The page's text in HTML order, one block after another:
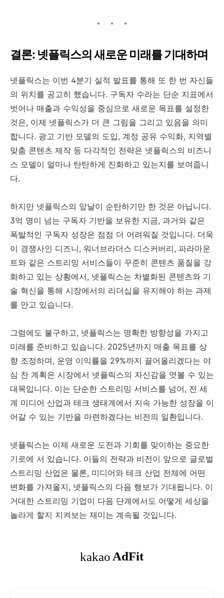
결론: 넷플릭스의 새로운 미래를 기대하며
넷플릭스는 이번 4분기 실적 발표를 통해 또 한 번 자신들
의 위치를 공고히 했습니다. 구독자 수라는 단순 지표에서
벗어나 매출과 수익성을 중심으로 새로운 목표를 설정한
것은, 이제 넷플릭스가 더 큰 그림을 그리고 있음을 의미
합니다. 광고 기반 모델의 도입, 계정 공유 수익화, 지역별
맞춤 콘텐츠 제작 등 다각적인 전략은 넷플릭스의 비즈니
스 모델이 얼마나 탄탄하게 진화하고 있는지를 보여줍니
다.
하지만 넷플릭스의 앞날이 순탄하기만 한 것은 아닙니다.
3억 명이 넘는 구독자 기반을 보유한 지금, 과거와 같은
폭발적인 구독자 성장은 점점 더 어려워질 것입니다. 더욱
이 경쟁사인 디즈니, 워너브라더스 디스커버리, 파라마운
트와 같은 스트리밍 서비스들이 꾸준히 콘텐츠 품질을 강
화하고 있는 상황에서, 넷플릭스는 차별화된 콘텐츠와 기
술 혁신을 통해 시장에서의 리더십을 유지해야 하는 과제
를 안고 있습니다.
그럼에도 불구하고, 넷플릭스는 명확한 방향성을 가지고
미래를 준비하고 있습니다. 2025년까지 매출 목표를 상
향 조정하며, 운영 이익률을 29%까지 끌어올리겠다는 야
심 찬 계획은 시장에서 넷플릭스의 자신감을 엿볼 수 있는
대목입니다. 이는 단순한 스트리밍 서비스를 넘어, 전 세
계 미디어 산업과 테크 생태계에서 지속 가능한 성장을 이
어갈 수 있는 기반을 마련하겠다는 비전의 일환입니다.
넷플릭스는 이제 새로운 도전과 기회를 맞이하는 중요한
기로에 서 있습니다. 이들의 전략과 비전이 앞으로 글로벌
스트리밍 산업은 물론, 미디어와 테크 산업 전체에 어떤
변화를 가져올지, 넷플릭스의 다음 행보가 기대됩니다. 이
거대한 스트리밍 기업이 다음 단계에서도 어떻게 세상을
놀라게 할지 지켜보는 재미는 계속될 것입니다.